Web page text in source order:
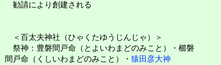
勧請により創建される
＜百太夫神社（ひゃくたゆうじんじゃ）＞
祭神：豊磐間戸命（とよいわまどのみこと）・櫛磐
間戸命（くしいわまどのみこと）・ 猿田彦大神